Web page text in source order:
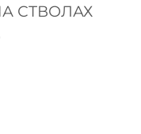
СТВОЛАХ